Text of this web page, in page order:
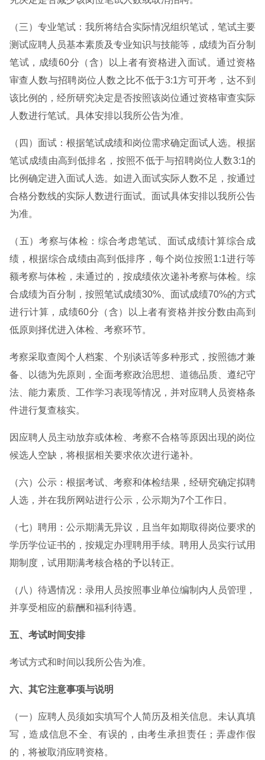
（三）专业笔试：我所将结合实际情况组织笔试，笔试主要
测试应聘人员基本素质及专业知识与技能等，成绩为百分制
笔试，成绩60分（含）以上者有资格进入面试。通过资格
审查人数与招聘岗位人数之比不低于3:1方可开考，达不到
该比例的，经所研究决定是否按照该岗位通过资格审查实际
人数进行笔试。具体安排以我所公告为准。
（四）面试：根据笔试成绩和岗位需求确定面试人选。根据
笔试成绩由高到低排名，按照不低于与招聘岗位人数3:1的
比例确定进入面试人选。如进入面试实际人数不足，按通过
合格分数线的实际人数进行面试。面试具体安排以我所公告
为准。
（五）考察与体检：综合考虑笔试、面试成绩计算综合成
绩，根据综合成绩由高到低排序，每个岗位按照1:1进行等
额考察与体检，未通过的，按成绩依次递补考察与体检。综
合成绩为百分制，按照笔试成绩30%、面试成绩70%的方式
进行计算，成绩60分（含）以上者有资格并按分数由高到
低原则择优进入体检、考察环节。
考察采取查阅个人档案、个别谈话等多种形式，按照德才兼
备、以德为先原则，全面考察政治思想、道德品质、遵纪守
法、能力素质、工作学习表现等情况，并对应聘人员资格条
件进行复查核实。
因应聘人员主动放弃或体检、考察不合格等原因出现的岗位
候选人空缺，将根据相关要求依次进行递补。
（六）公示：根据考试、考察和体检结果，经研究确定拟聘
人选，并在我所网站进行公示，公示期为7个工作日。
（七）聘用：公示期满无异议，且当年如期取得岗位要求的
学历学位证书的，按规定办理聘用手续。聘用人员实行试用
期制度，试用期满考核合格的予以转正。
（八）待遇情况：录用人员按照事业单位编制内人员管理，
并享受相应的薪酬和福利待遇。
五、考试时间安排
考试方式和时间以我所公告为准。
六、其它注意事项与说明
（一）应聘人员须如实填写个人简历及相关信息。未认真填
写，造成信息不全、有误的，由考生承担责任；弄虚作假
的，将被取消应聘资格。